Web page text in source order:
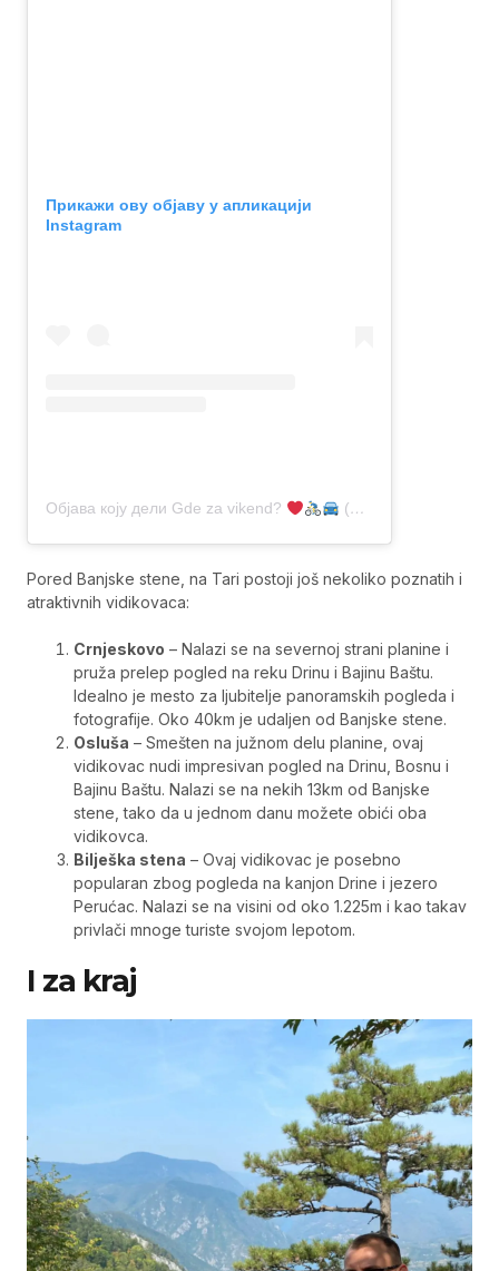
Прикажи ову објаву у апликацији
Instagram
Објава коју дели Gde za vikend? (@vikend.beg)
Pored Banjske stene, na Tari postoji još nekoliko poznatih i
atraktivnih vidikovaca:
Crnjeskovo – Nalazi se na severnoj strani planine i
pruža prelep pogled na reku Drinu i Bajinu Baštu.
Idealno je mesto za ljubitelje panoramskih pogleda i
fotografije. Oko 40km je udaljen od Banjske stene.
Osluša – Smešten na južnom delu planine, ovaj
vidikovac nudi impresivan pogled na Drinu, Bosnu i
Bajinu Baštu. Nalazi se na nekih 13km od Banjske
stene, tako da u jednom danu možete obići oba
vidikovca.
Bilješka stena – Ovaj vidikovac je posebno
popularan zbog pogleda na kanjon Drine i jezero
Perućac. Nalazi se na visini od oko 1.225m i kao takav
privlači mnoge turiste svojom lepotom.
I za kraj